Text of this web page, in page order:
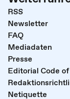
RSS
Newsletter
FAQ
Mediadaten
Presse
Editorial Code
Netiquette